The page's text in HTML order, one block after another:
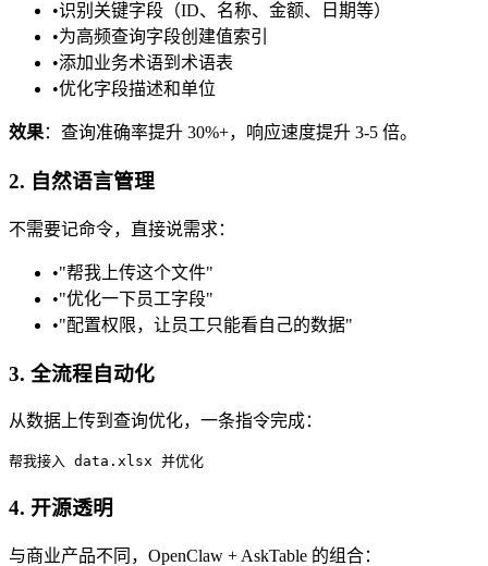
•识别关键字段（ID、名称、金额、日期等）
•为高频查询字段创建值索引
•添加业务术语到术语表
•优化字段描述和单位
效果：查询准确率提升 30%+，响应速度提升 3-5 倍。
2. 自然语言管理
不需要记命令，直接说需求：
•"帮我上传这个文件"
•"优化一下员工字段"
•"配置权限，让员工只能看自己的数据"
3. 全流程自动化
从数据上传到查询优化，一条指令完成：
4. 开源透明
与商业产品不同，OpenClaw + AskTable 的组合：